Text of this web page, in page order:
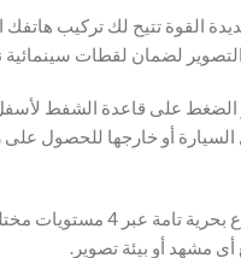
القوة تتيح لك تركيب
على قاعدة الشفط
أو خارجها للحصول على
يمكن تعديل طول الذراع بحرية